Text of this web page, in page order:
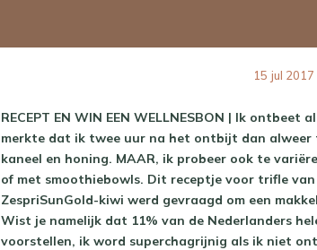
15 jul 2017
RECEPT EN WIN EEN WELLNESBON | Ik
merkte dat ik twee uur na het ontbijt dan
kaneel en honing. MAAR, ik probeer ook te
of met smoothiebowls. Dit receptje voor trifle
ZespriSunGold-kiwi werd gevraagd om een
Wist je namelijk dat 11% van de Nederlanders
voorstellen, ik word superchagrijnig als ik niet